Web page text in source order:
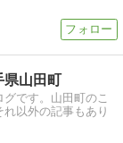
県山田町
です。山田町のこ
以外の記事もあり